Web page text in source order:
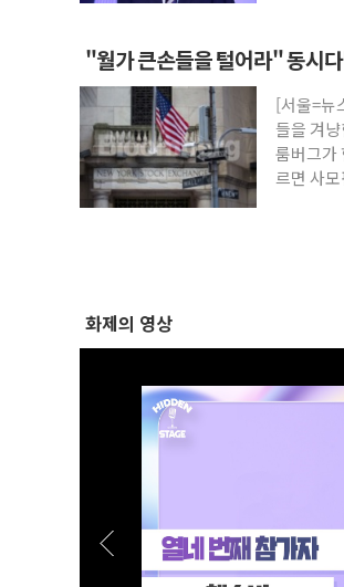
"월가 큰손들을 털어라" 동시
[서울=뉴
들을 겨
룸버그가
르면 사
화제의 영상